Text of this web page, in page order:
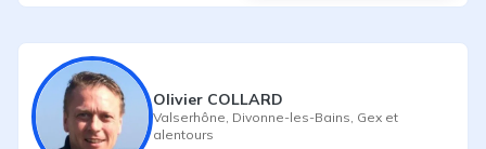
Olivier COLLARD
Valserhône Divonne-les-Bains Gex et
alentours